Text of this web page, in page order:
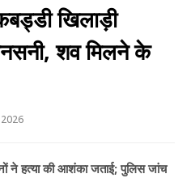
खिलाड़ी
शव मिलने के
ने हत्या की आशंका जताई; पुलिस जांच